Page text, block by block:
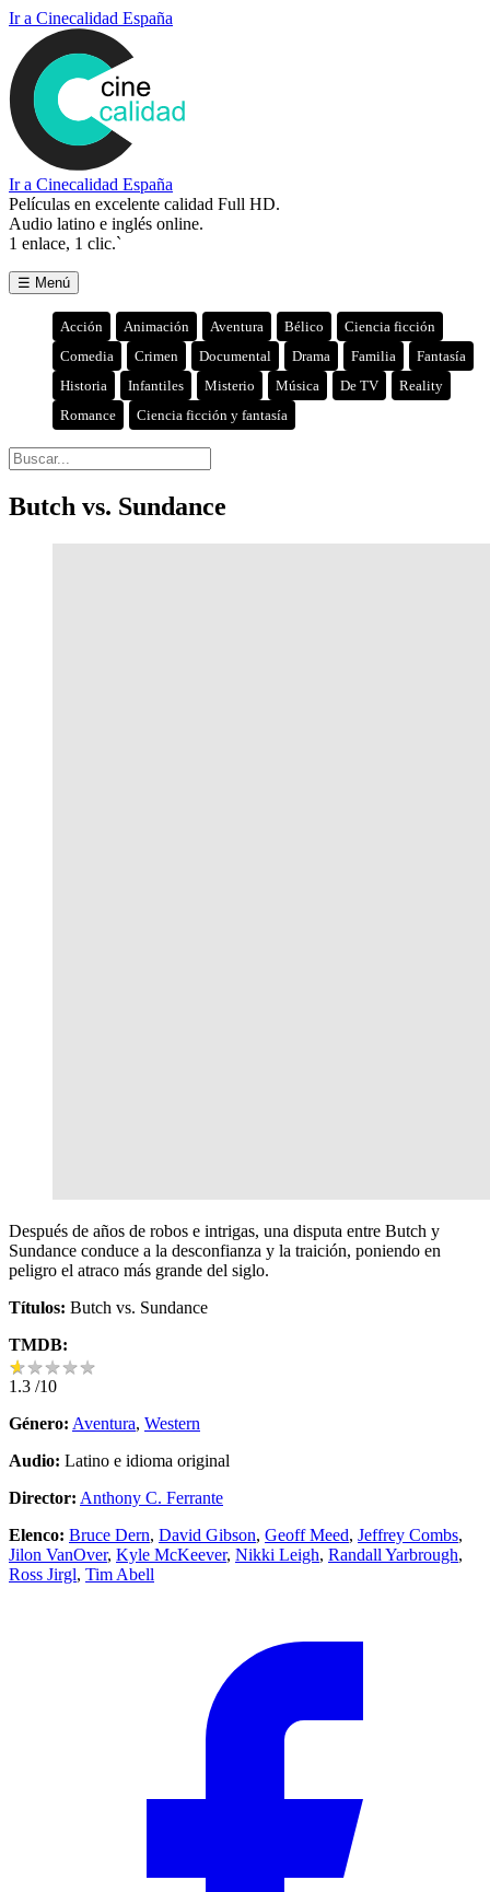
Ir a Cinecalidad España
Ir a Cinecalidad España
Películas en excelente calidad Full HD.
Audio latino e inglés online.
1 enlace, 1 clic.`
☰ Menú
Acción Animación Aventura Bélico
Ciencia ficción
Comedia
Crimen Documental Drama Familia
Fantasía
Historia
Infantiles Misterio Música De TV
Reality
Romance
Ciencia ficción y fantasía
Butch vs. Sundance
Después de años de robos e intrigas, una disputa entre Butch y
Sundance conduce a la desconfianza y la traición, poniendo en
peligro el atraco más grande del siglo.
Títulos: Butch vs. Sundance
TMDB:
★★★★★
★★★★★
1.3 /10
Género: Aventura, Western
Audio: Latino e idioma original
Director: Anthony C. Ferrante
Elenco: Bruce Dern, David Gibson, Geoff Meed, Jeffrey Combs,
Jilon VanOver, Kyle McKeever, Nikki Leigh, Randall Yarbrough,
Ross Jirgl, Tim Abell